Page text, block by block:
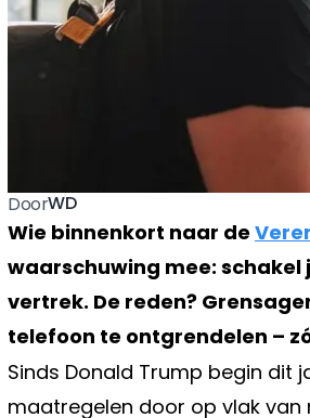
DoorWD
Wie binnenkort naar de
waarschuwing mee:
vertrek. De reden?
telefoon te ontgrendelen –
Sinds Donald Trump begin dit
maatregelen door op vlak van